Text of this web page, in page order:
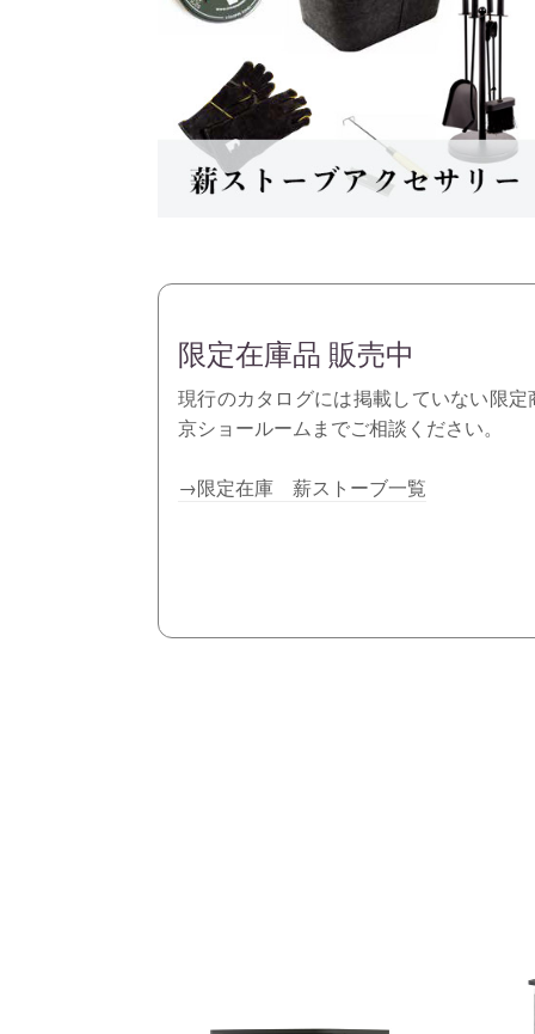
限定在庫品 販売中
現行のカタログには掲載していない限
京ショールームまでご相談ください。
→限定在庫 薪ストーブ一覧